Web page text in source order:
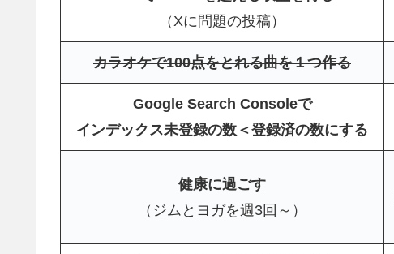
（Xに問題の投稿）
カラオケで100点をとれる曲を１つ作る
Google Search Consoleで
インデックス未登録の数＜登録済の数にする
健康に過ごす
（ジムとヨガを週3回～）